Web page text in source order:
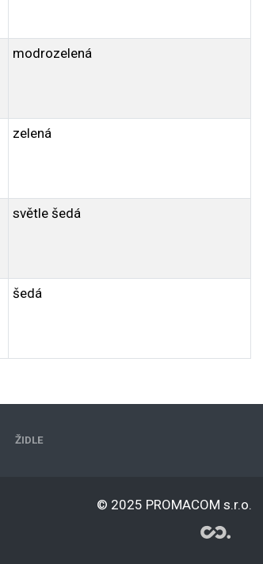
modrozelená
zelená
světle šedá
šedá
ŽIDLE
© 2025 PROMACOM s.r.o.